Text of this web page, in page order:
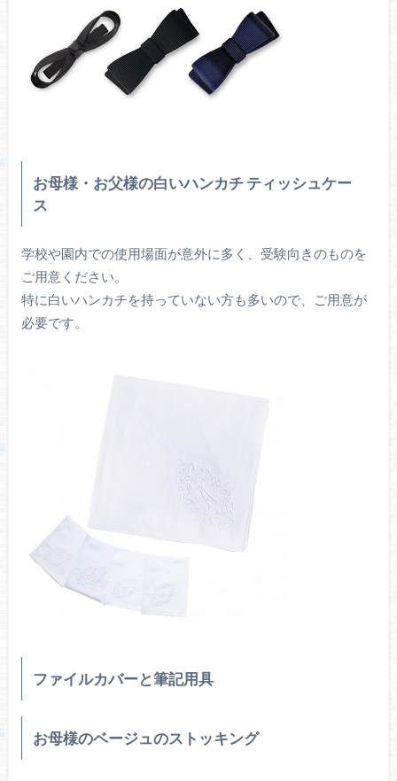
お母様・お父様の白いハンカチ ティッシュケー
ス
学校や園内での使用場面が意外に多く、受験向きのものを
ご用意ください。
特に白いハンカチを持っていない方も多いので、ご用意が
必要です。
ファイルカバーと筆記用具
お母様のベージュのストッキング